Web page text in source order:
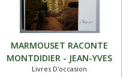
MARMOUSET RACONTE
MONTDIDIER - JEAN-YVES
NOIRET - occasion
Livres D'occasion